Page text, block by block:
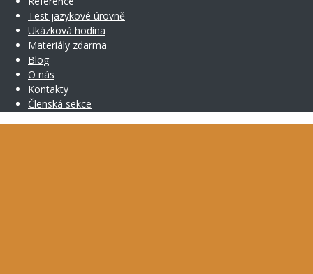
Test jazykové úrovně
Ukázková hodina
Materiály zdarma
Blog
O nás
Kontakty
Členská sekce